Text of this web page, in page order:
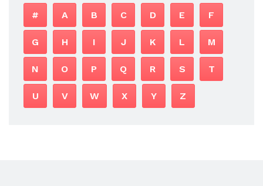
# A B C D E F
G H I J K L M
N O P Q R S T
U V W X Y Z